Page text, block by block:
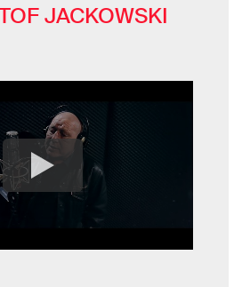
JACKOWSKI